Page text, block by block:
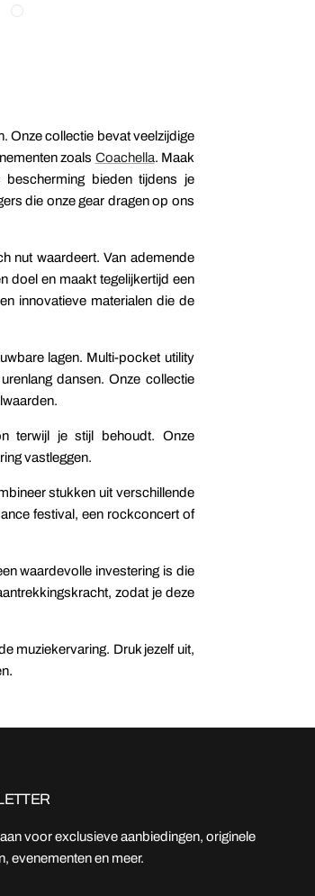
Onze collectie bevat veelzijdige
zoals Coachella. Maak
bieden tijdens je
die onze gear dragen op ons
nut waardeert. Van ademende
doel en maakt tegelijkertijd een
innovatieve materialen die de
lagen. Multi-pocket utility
dansen. Onze collectie
terwijl je stijl behoudt. Onze
vastleggen.
stukken uit verschillende
festival, een rockconcert of
waardevolle investering is die
zodat je deze
muziekervaring. Druk jezelf uit,
voor exclusieve aanbiedingen, originele
evenementen en meer.